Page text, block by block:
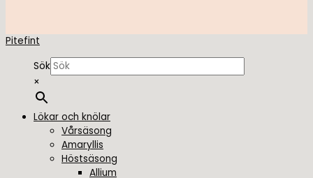
Pitefint
Sök
×
Lökar och knölar
Vårsäsong
Amaryllis
Höstsäsong
Allium